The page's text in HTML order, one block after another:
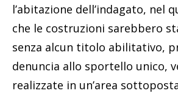
l’abitazione dell’indagato, nel
che le costruzioni sarebbero
senza alcun titolo abilitativo,
denuncia allo sportello unico,
realizzate in un’area